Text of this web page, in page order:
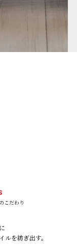
こだわり
ルを紡ぎ出す。